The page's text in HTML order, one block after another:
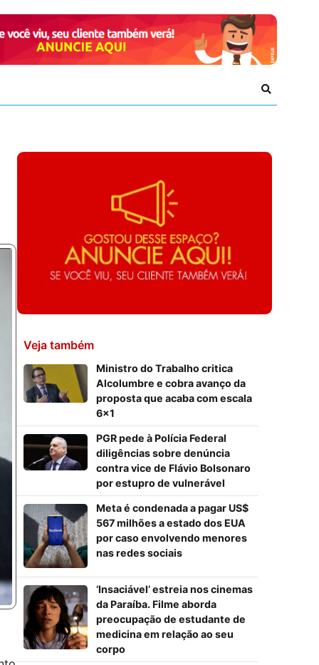
Veja também
Ministro do Trabalho critica
Alcolumbre e cobra avanço da
proposta que acaba com escala
6×1
PGR pede à Polícia Federal
diligências sobre denúncia
contra vice de Flávio Bolsonaro
por estupro de vulnerável
Meta é condenada a pagar US$
567 milhões a estado dos EUA
por caso envolvendo menores
nas redes sociais
‘Insaciável’ estreia nos cinemas
da Paraíba. Filme aborda
preocupação de estudante de
medicina em relação ao seu
corpo